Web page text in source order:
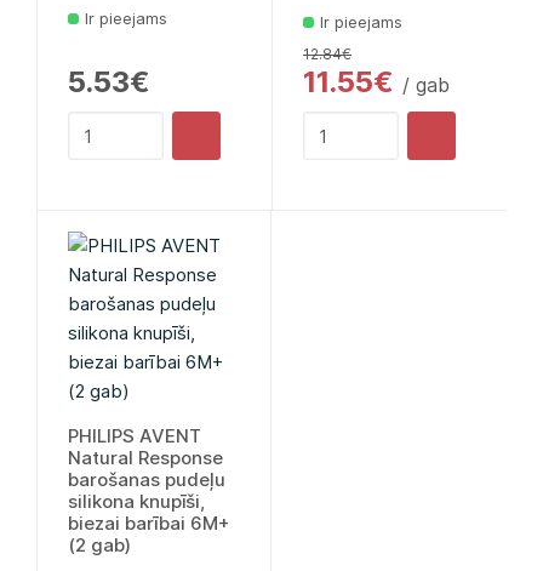
Ir pieejams
5.53€
Ir pieejams
12.84€
11.55€ / gab
PHILIPS AVENT
Natural Response
barošanas pudeļu
silikona knupīši,
biezai barībai 6M+
(2 gab)